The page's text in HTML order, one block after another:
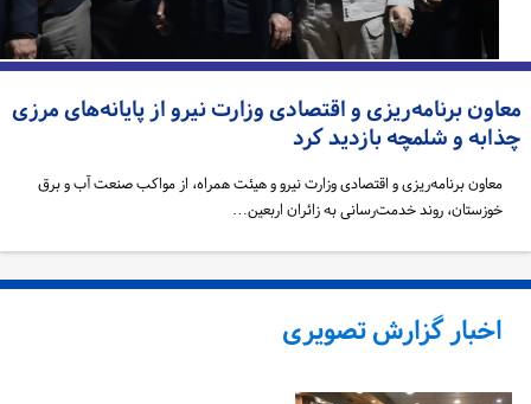
برنامه‌ریزی و اقتصادی وزارت نیرو از پایانه‌های مرزی
و شلمچه بازدید کرد
معاون برنامه‌ریزی و اقتصادی وزارت نیرو و هیئت همراه، از مواکب صنعت آب و برق
خوزستان، روند خدمت‌رسانی به زائران اربعین…
اخبار گزارش تصویری